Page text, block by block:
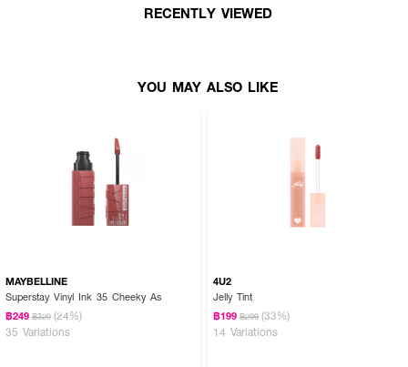
· เนื้อสัมผัสเจลน้ำ ไม่เหนียวเหนอะหนะ
· เฉดสีสวยหลากหลาย เหมาะกับทุกโทนผิว
RECENTLY VIEWED
YOU MAY ALSO LIKE
MAYBELLINE
Superstay Vinyl Ink 35 Cheeky As
฿249 ฿329 (24%)
35 Variations
4U2
Jelly Tint
฿199 ฿299 (33%)
14 Variations